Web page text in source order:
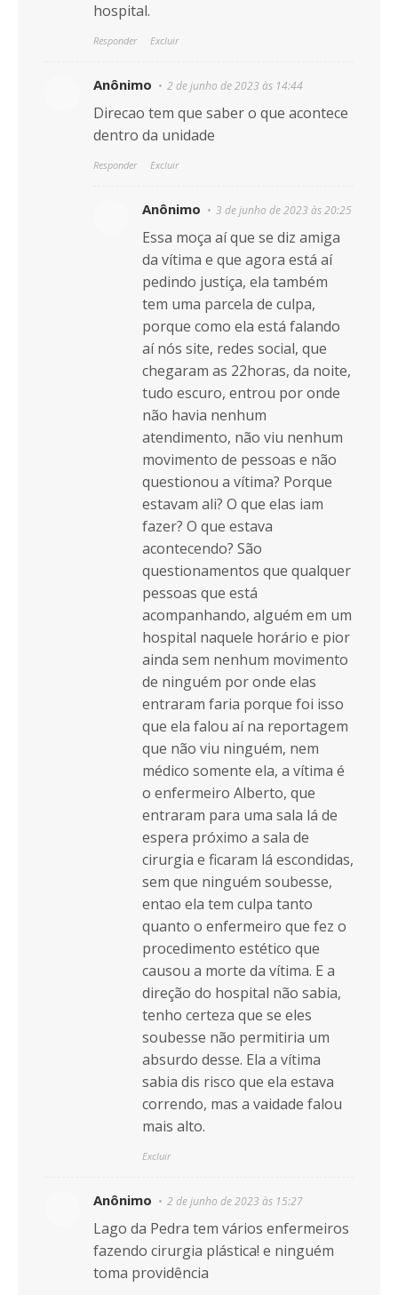
hospital.
Responder Excluir
Anônimo 2 de junho de 2023 às 14:44
Direcao tem que saber o que acontece
dentro da unidade
Responder Excluir
Anônimo 3 de junho de 2023 às 20:25
Essa moça aí que se diz amiga
da vítima e que agora está aí
pedindo justiça, ela também
tem uma parcela de culpa,
porque como ela está falando
aí nós site, redes social, que
chegaram as 22horas, da noite,
tudo escuro, entrou por onde
não havia nenhum
atendimento, não viu nenhum
movimento de pessoas e não
questionou a vítima? Porque
estavam ali? O que elas iam
fazer? O que estava
acontecendo? São
questionamentos que qualquer
pessoas que está
acompanhando, alguém em um
hospital naquele horário e pior
ainda sem nenhum movimento
de ninguém por onde elas
entraram faria porque foi isso
que ela falou aí na reportagem
que não viu ninguém, nem
médico somente ela, a vítima é
o enfermeiro Alberto, que
entraram para uma sala lá de
espera próximo a sala de
cirurgia e ficaram lá escondidas,
sem que ninguém soubesse,
entao ela tem culpa tanto
quanto o enfermeiro que fez o
procedimento estético que
causou a morte da vítima. E a
direção do hospital não sabia,
tenho certeza que se eles
soubesse não permitiria um
absurdo desse. Ela a vítima
sabia dis risco que ela estava
correndo, mas a vaidade falou
mais alto.
Excluir
Anônimo 2 de junho de 2023 às 15:27
Lago da Pedra tem vários enfermeiros
fazendo cirurgia plástica! e ninguém
toma providência